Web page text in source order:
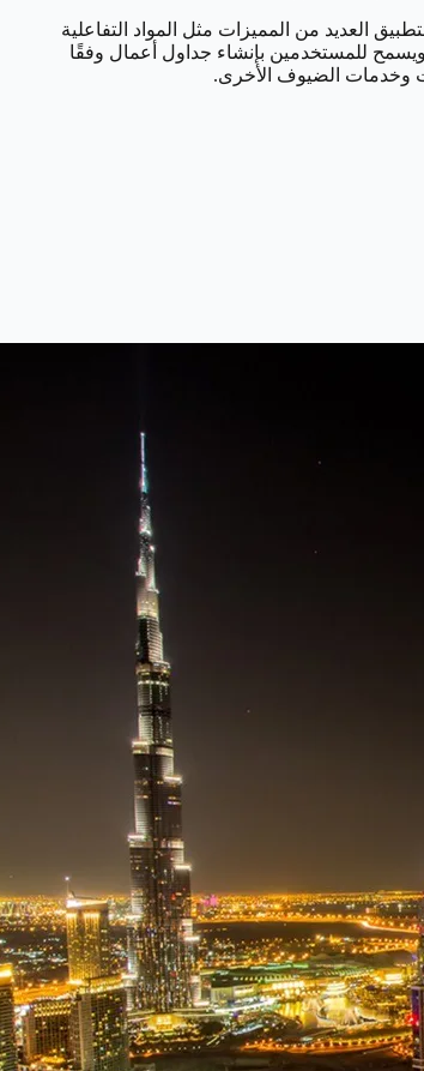
العديد من المميزات مثل المواد التفاعلية
للمستخدمين بإنشاء جداول أعمال وفقًا
وخدمات الضيوف الأخرى.